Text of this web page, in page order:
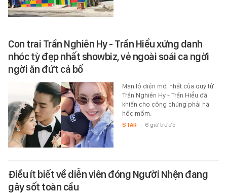
Con trai Trần Nghiên Hy - Trần Hiểu xứng danh
nhóc tỳ đẹp nhất showbiz, vẻ ngoài soái ca ngời
ngời ăn đứt cả bố
Màn lộ diện mới nhất của quý tử
Trần Nghiên Hy - Trần Hiểu đã
khiến cho công chúng phải há
hốc mồm.
STAR - 6 giờ trước
Điều ít biết về diễn viên đóng Người Nhện đang
gây sốt toàn cầu